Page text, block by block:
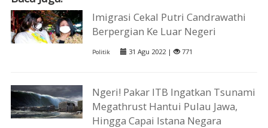
Imigrasi Cekal Putri Candrawathi
Berpergian Ke Luar Negeri
Politik 31 Agu 2022 | 771
Ngeri! Pakar ITB Ingatkan Tsunami
Megathrust Hantui Pulau Jawa,
Hingga Capai Istana Negara